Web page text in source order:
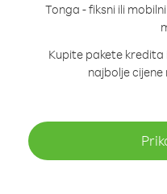
Tonga - fiksni ili
Kupite pakete kredita
najbolje cijene